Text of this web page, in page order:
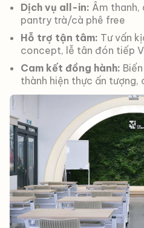
Dịch vụ all-in: Âm thanh,
pantry trà/cà phê free
Hỗ trợ tận tâm: Tư vấn
concept, lễ tân đón tiếp
Cam kết đồng hành:
thành hiện thực ấn tượng,